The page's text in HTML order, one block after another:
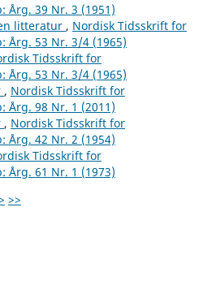
Årg. 39 Nr. 3 (1951)
litteratur , Nordisk Tidsskrift for
Årg. 53 Nr. 3/4 (1965)
Tidsskrift for
Årg. 53 Nr. 3/4 (1965)
, Nordisk Tidsskrift for
Årg. 98 Nr. 1 (2011)
, Nordisk Tidsskrift for
Årg. 42 Nr. 2 (1954)
Tidsskrift for
Årg. 61 Nr. 1 (1973)
>>